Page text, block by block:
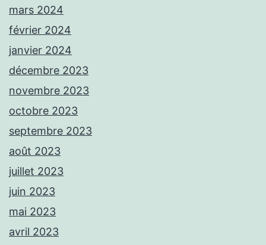
mars 2024
février 2024
janvier 2024
décembre 2023
novembre 2023
octobre 2023
septembre 2023
août 2023
juillet 2023
juin 2023
mai 2023
avril 2023